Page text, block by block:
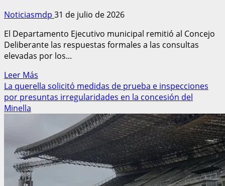
Noticiasmdp 31 de julio de 2026
El Departamento Ejecutivo municipal remitió al Concejo
Deliberante las respuestas formales a las consultas
elevadas por los...
Leer Más
más
acerca
Transporte
público:
Los
La querella solicitó medidas de prueba e inspecciones
por presuntas irregularidades en la concesión del
Minella